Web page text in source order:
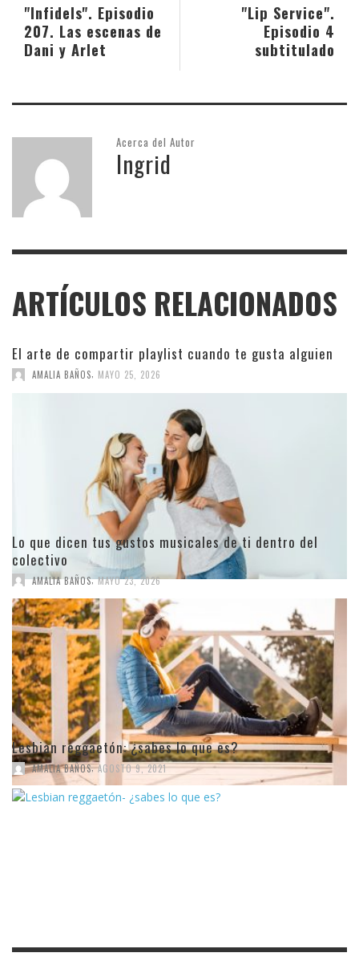
"Lip Service".
Episodio 4
subtitulado
"Infidels". Episodio
207. Las escenas de
Dani y Arlet
Acerca del Autor
Ingrid
ARTÍCULOS RELACIONADOS
El arte de compartir playlist cuando te gusta alguien
AMALIA BAÑOS MAYO 25, 2026
Lo que dicen tus gustos musicales de ti dentro del
colectivo
AMALIA BAÑOS, MAYO 23, 2026
Lesbian reggaetón: ¿sabes lo que es?
AMALIA BAÑOS, AGOSTO 9, 2021